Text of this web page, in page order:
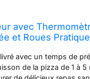
avec
et Roues
avec un temps de
de la pizza de 1 à